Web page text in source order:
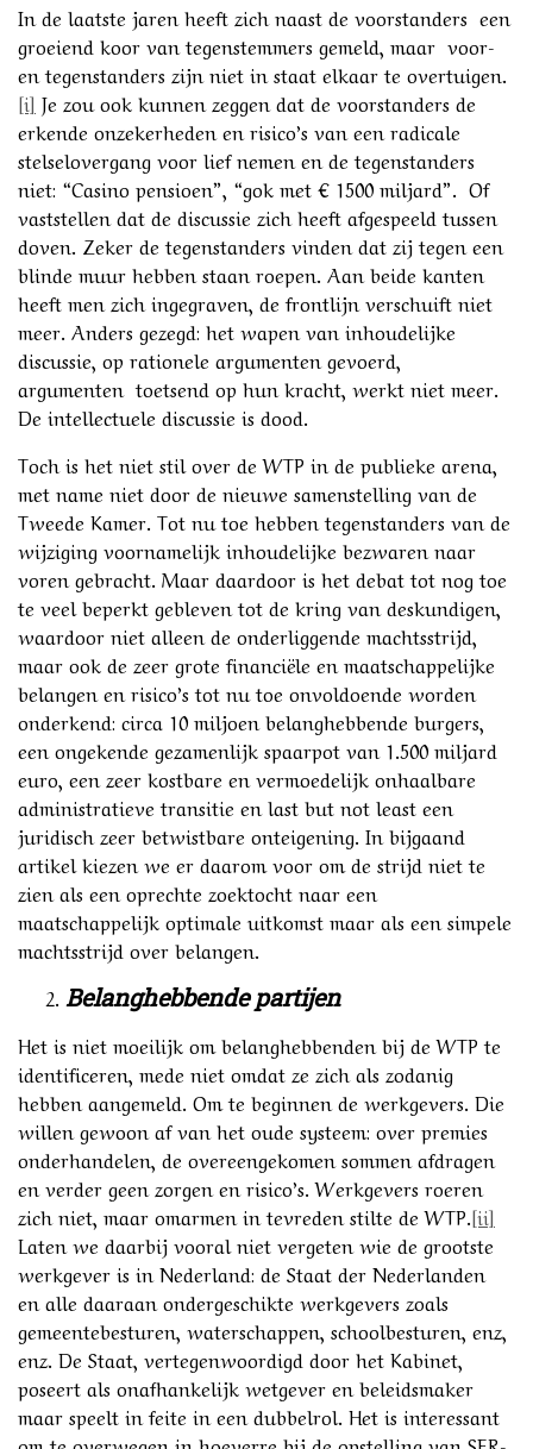
In de laatste jaren heeft zich naast de voorstanders een
groeiend koor van tegenstemmers gemeld, maar voor-
en tegenstanders zijn niet in staat elkaar te overtuigen.
[i] Je zou ook kunnen zeggen dat de voorstanders de
erkende onzekerheden en risico’s van een radicale
stelselovergang voor lief nemen en de tegenstanders
niet: “Casino pensioen”, “gok met € 1500 miljard”. Of
vaststellen dat de discussie zich heeft afgespeeld tussen
doven. Zeker de tegenstanders vinden dat zij tegen een
blinde muur hebben staan roepen. Aan beide kanten
heeft men zich ingegraven, de frontlijn verschuift niet
meer. Anders gezegd: het wapen van inhoudelijke
discussie, op rationele argumenten gevoerd,
argumenten toetsend op hun kracht, werkt niet meer.
De intellectuele discussie is dood.
Toch is het niet stil over de WTP in de publieke arena,
met name niet door de nieuwe samenstelling van de
Tweede Kamer. Tot nu toe hebben tegenstanders van de
wijziging voornamelijk inhoudelijke bezwaren naar
voren gebracht. Maar daardoor is het debat tot nog toe
te veel beperkt gebleven tot de kring van deskundigen,
waardoor niet alleen de onderliggende machtsstrijd,
maar ook de zeer grote financiële en maatschappelijke
belangen en risico’s tot nu toe onvoldoende worden
onderkend: circa 10 miljoen belanghebbende burgers,
een ongekende gezamenlijk spaarpot van 1.500 miljard
euro, een zeer kostbare en vermoedelijk onhaalbare
administratieve transitie en last but not least een
juridisch zeer betwistbare onteigening. In bijgaand
artikel kiezen we er daarom voor om de strijd niet te
zien als een oprechte zoektocht naar een
maatschappelijk optimale uitkomst maar als een simpele
machtsstrijd over belangen.
Belanghebbende partijen
Het is niet moeilijk om belanghebbenden bij de WTP te
identificeren, mede niet omdat ze zich als zodanig
hebben aangemeld. Om te beginnen de werkgevers. Die
willen gewoon af van het oude systeem: over premies
onderhandelen, de overeengekomen sommen afdragen
en verder geen zorgen en risico’s. Werkgevers roeren
zich niet, maar omarmen in tevreden stilte de WTP. [ii]
Laten we daarbij vooral niet vergeten wie de grootste
werkgever is in Nederland: de Staat der Nederlanden
en alle daaraan ondergeschikte werkgevers zoals
gemeentebesturen, waterschappen, schoolbesturen, enz,
enz. De Staat, vertegenwoordigd door het Kabinet,
poseert als onafhankelijk wetgever en beleidsmaker
maar speelt in feite in een dubbelrol. Het is interessant